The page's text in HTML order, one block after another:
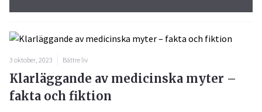
3 oktober, 2023 Bättre liv
Klarläggande av medicinska myter –
fakta och fiktion